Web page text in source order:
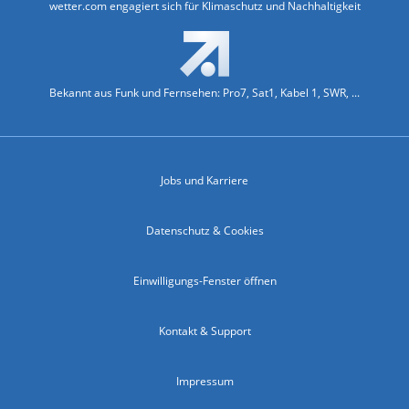
wetter.com engagiert sich für Klimaschutz und Nachhaltigkeit
Bekannt aus Funk und Fernsehen: Pro7, Sat1, Kabel 1, SWR, ...
Jobs und Karriere
Datenschutz & Cookies
Einwilligungs-Fenster öffnen
Kontakt & Support
Impressum